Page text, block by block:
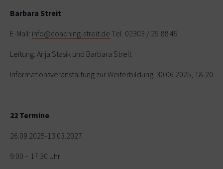
Barbara Streit
E-Mail: info@coaching-streit.de Tel. 02303 / 25 88 45
Leitung: Anja Stasik und Barbara Streit
Informationsveranstaltung zur Weiterbildung: 30.06.2025, 18-20
22 Termine
26.09.2025-13.03.2027
9:00 – 17:30 Uhr